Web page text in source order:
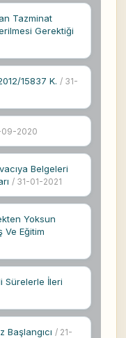
Tazminat
Gerektiği
15837 K. / 31-
2020
Belgeleri
/ 31-01-2021
Yoksun
Ve Eğitim
Sürelerle İleri
/ 21-